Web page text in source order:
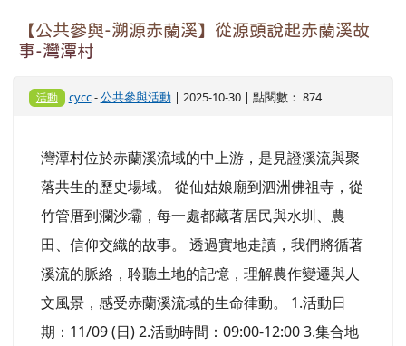
【公共參與-溯源赤蘭溪】從源頭說起赤蘭溪故
事-灣潭村
活動 cycc-公共參與活動| 2025-10-30 | 點閱數： 874
灣潭村位於赤蘭溪流域的中上游，是見證溪流與聚
落共生的歷史場域。 從仙姑娘廟到泗洲佛祖寺，從
竹管厝到瀾沙壩，每一處都藏著居民與水圳、農
田、信仰交織的故事。 透過實地走讀，我們將循著
溪流的脈絡，聆聽土地的記憶，理解農作變遷與人
文風景，感受赤蘭溪流域的生命律動。 1.活動日
期：11/09 (日) 2.活動時間：09:00-12:00 3.集合地